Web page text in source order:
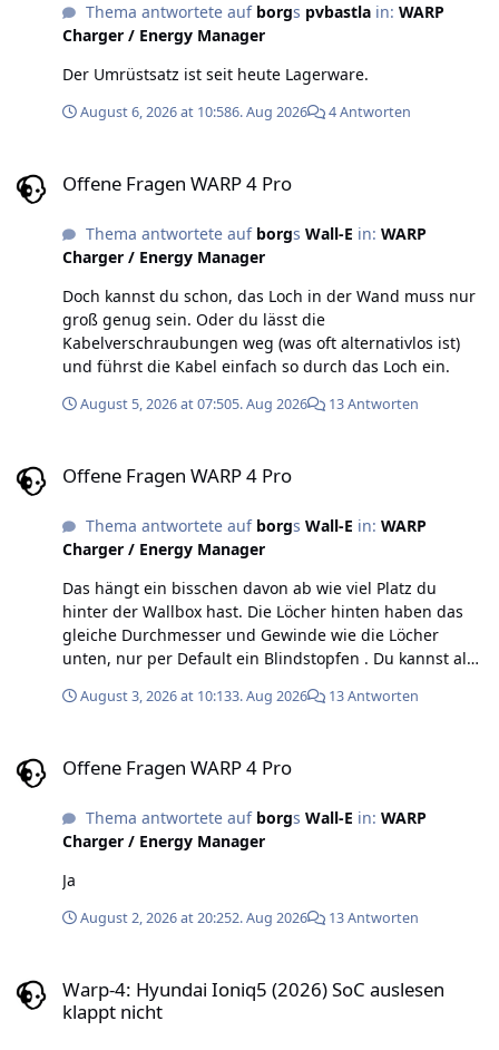
Thema antwortete auf borgs pvbastlain: WARP
Charger / Energy Manager
Der Umrüstsatz ist seit heute Lagerware.
August 6, 2026 at 10:586. Aug 2026 4 Antworten
Offene Fragen WARP 4 Pro
Thema antwortete auf borgs Wall-E in: WARP
Charger / Energy Manager
Doch kannst du schon, das Loch in der Wand muss nur
groß genug sein. Oder du lässt die
Kabelverschraubungen weg (was oft alternativlos ist)
und führst die Kabel einfach so durch das Loch ein.
August 5, 2026 at 07:505. Aug 2026 13 Antworten
Offene Fragen WARP 4 Pro
Thema antwortete auf borgs Wall-E in: WARP
Charger / Energy Manager
Das hängt ein bisschen davon ab wie viel Platz du
hinter der Wallbox hast. Die Löcher hinten haben das
gleiche Durchmesser und Gewinde wie die Löcher
unten, nur per Default ein Blindstopfen . Du kannst also
reinschrauben und die Zugentlastung von unten nach
Kabel einfach durch das Loch und machen es dann mit
August 3, 2026 at 10:133. Aug 2026 13 Antworten
Offene Fragen WARP 4 Pro
Thema antwortete auf borgs Wall-E in: WARP
Charger / Energy Manager
Ja
August 2, 2026 at 20:252. Aug 2026 13 Antworten
Warp-4: Hyundai Ioniq5 (2026) SoC auslesen
klappt nicht